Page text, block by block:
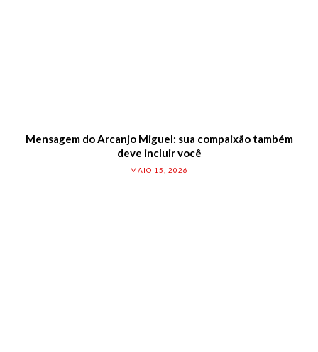
Mensagem do Arcanjo Miguel: sua compaixão também
deve incluir você
MAIO 15, 2026